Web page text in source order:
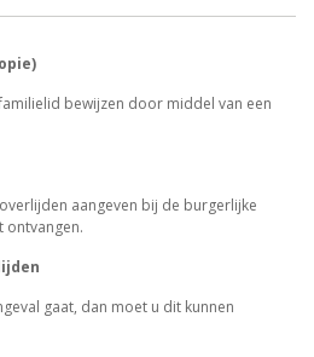
bewijzen door middel van een
aangeven bij de burgerlijke
ontvangen.
gaat, dan moet u dit kunnen